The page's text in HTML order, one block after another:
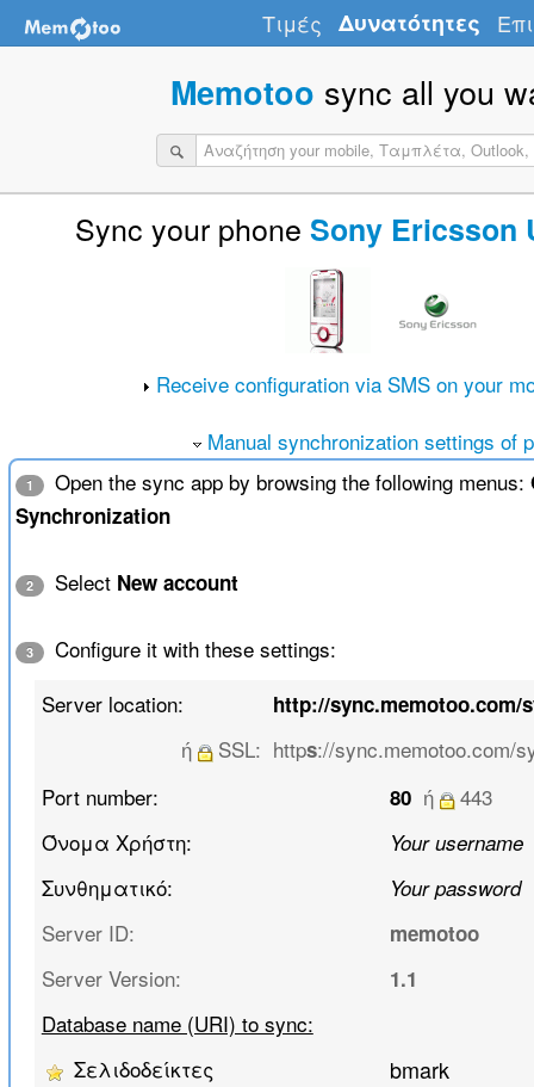
Τιμές Δυνατότητες
Memotoo sync all you
Sync your phone Sony Ericsson
Receive configuration via SMS on your
Manual synchronization settings of
1 Open the sync app by browsing the following menus:
Synchronization
2 Select New account
3
Configure it with these settings:
Server location:
http://sync.memotoo.com/
ή SSL: https://sync.memotoo.com/
Port number:
80 ή
443
Όνομα Χρήστη:
Your username
Συνθηματικό: Your password
Server ID: memotoo
Server Version: 1.1
Database name (URI) to sync:
Σελιδοδείκτες
bmark